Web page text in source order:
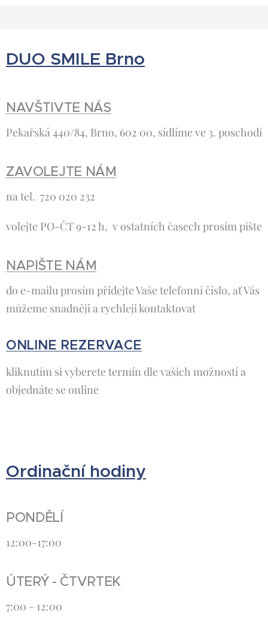
DUO SMILE Brno
NAVŠTIVTE NÁS
Pekařská 440/84, Brno, 602 00, sídlíme ve 3. poschodí
ZAVOLEJTE NÁM
na tel. 720 020 232
volejte PO-ČT 9-12 h, v ostatních časech prosím pište
NAPIŠTE NÁM
do e-mailu prosím přidejte Vaše telefonní číslo, ať Vás
můžeme snadněji a rychleji kontaktovat
ONLINE REZERVACE
kliknutím si vyberete termín dle vašich možností a
objednáte se online
Ordinační hodiny
PONDĚLÍ
12:00-17:00
ÚTERÝ - ČTVRTEK
7:00 - 12:00